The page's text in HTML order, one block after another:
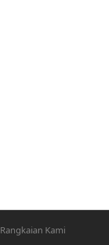
Rangkaian Kami